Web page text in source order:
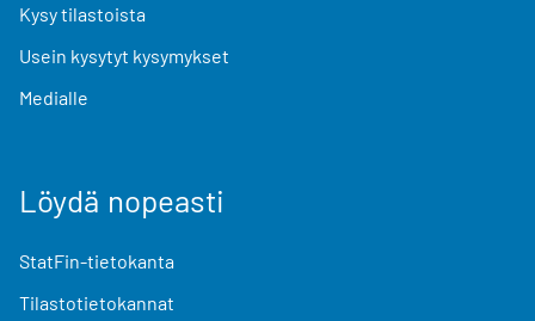
Kysy tilastoista
Usein kysytyt kysymykset
Medialle
Löydä nopeasti
StatFin-tietokanta
Tilastotietokannat